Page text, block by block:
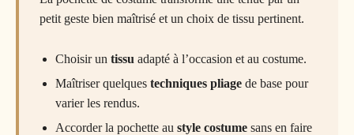
petit geste bien maîtrisé et un choix de tissu pertinent.
Choisir un tissu adapté à l’occasion et au costume.
Maîtriser quelques techniques pliage de base pour
varier les rendus.
Accorder la pochette au style costume sans en faire